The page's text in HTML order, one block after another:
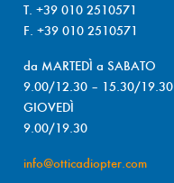
T. +39 010 2510571
F. +39 010 2510571
da MARTEDÌ a SABATO
9.00/12.30 – 15.30/19.30
GIOVEDÌ
9.00/19.30
info@otticadiopter.com